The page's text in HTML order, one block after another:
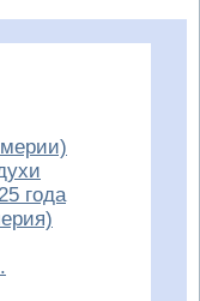
года